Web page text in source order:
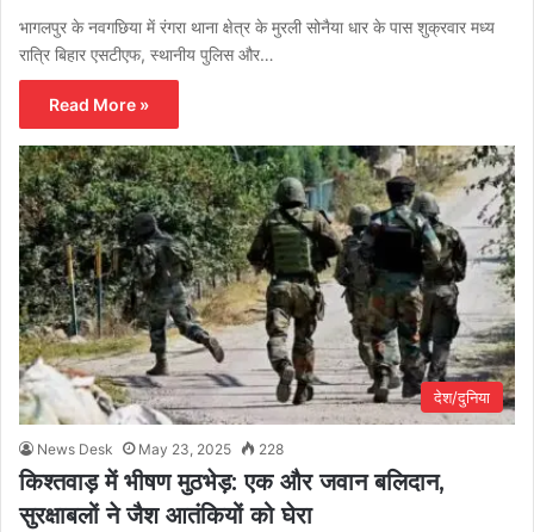
भागलपुर के नवगछिया में रंगरा थाना क्षेत्र के मुरली सोनैया धार के पास शुक्रवार मध्य
रात्रि बिहार एसटीएफ, स्थानीय पुलिस और…
Read More »
देश/दुनिया
News Desk May 23, 2025 228
किश्तवाड़ में भीषण मुठभेड़: एक और जवान बलिदान,
सुरक्षाबलों ने जैश आतंकियों को घेरा